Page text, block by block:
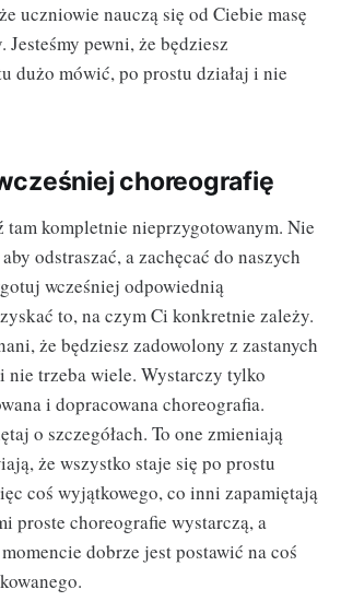
uczniowie nauczą się od Ciebie masę
Jesteśmy pewni, że będziesz
dużo mówić, po prostu działaj i nie
choreografię
tam kompletnie nieprzygotowanym. Nie
odstraszać, a zachęcać do naszych
wcześniej odpowiednią
to, na czym Ci konkretnie zależy.
że będziesz zadowolony z zastanych
nie trzeba wiele. Wystarczy tylko
i dopracowana choreografia.
o szczegółach. To one zmieniają
że wszystko staje się po prostu
coś wyjątkowego, co inni zapamiętają
proste choreografie wystarczą, a
dobrze jest postawić na coś